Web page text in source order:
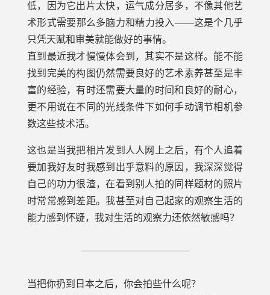
低，因为它出片太快，运气成分居多，不像其他艺
术形式需要那么多脑力和精力投入——这是个几乎
只凭天赋和审美就能做好的事情。
直到最近我才慢慢体会到，其实不是这样。能不能
找到完美的构图仍然需要良好的艺术素养甚至是丰
富的经验，有时还需要大量的时间和良好的耐心，
更不用说在不同的光线条件下如何手动调节相机参
数这些技术活。
这也是当我把相片发到人人网上之后，有个人追着
要加我好友时我感到出乎意料的原因，我深深觉得
自己的功力很渣，在看到别人拍的同样题材的照片
时常常感到差距。我甚至对自己起家的观察生活的
能力感到怀疑，我对生活的观察力还依然敏感吗？
当把你扔到日本之后，你会拍些什么呢？